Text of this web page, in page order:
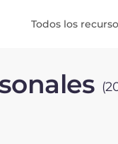
Todos los